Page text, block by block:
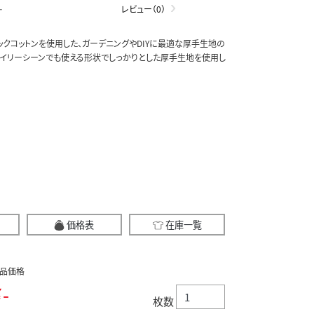
レビュー（0）
コットンを使用した、ガーデニングやDIYに最適な厚手生地の
リーシーンでも使える形状でしっかりとした厚手生地を使用し
価格表 在庫一覧
価格
枚数